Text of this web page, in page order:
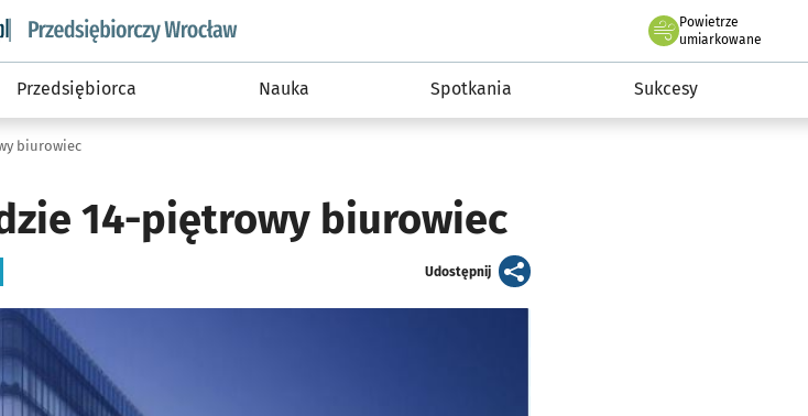
wroclaw.pl podserwis: Strategia rozwoju przedsiębiorczości miasta Wrocławia
Powietrze
we Wrocławiu
umiarkowane
Przedsiębiorca Nauka Spotkania Sukcesy
biurowiec
14-piętrowy biurowiec
Udostępnijartykuł